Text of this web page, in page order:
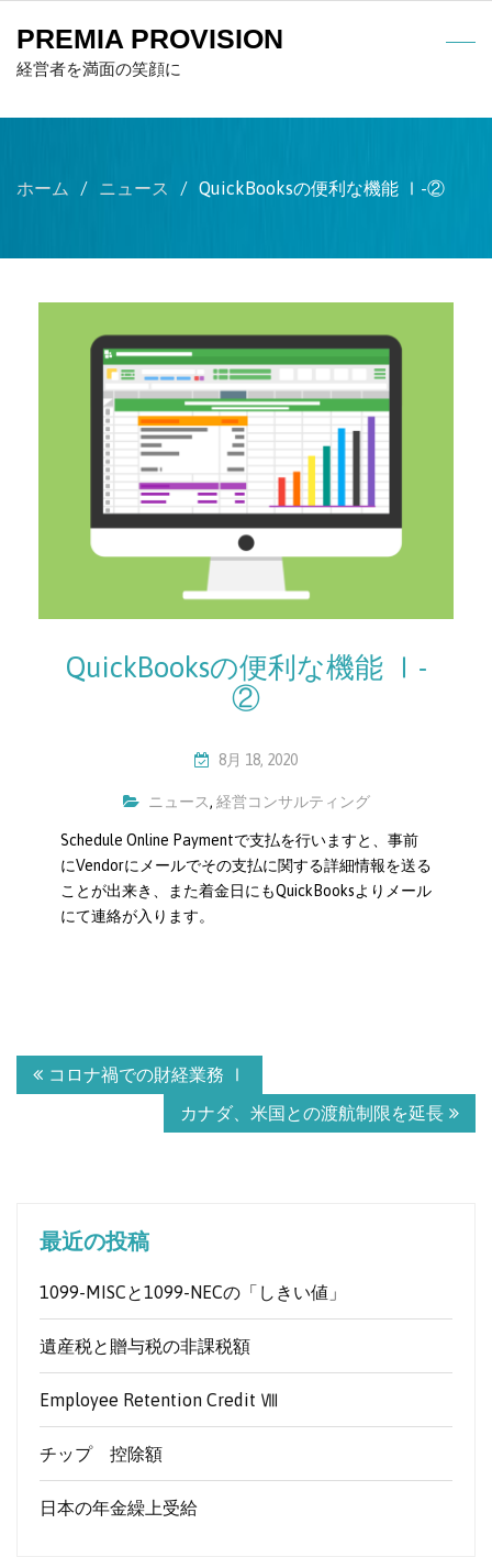
PREMIA PROVISION
経営者を満面の笑顔に
ホーム ニュース QuickBooksの便利な機能 Ⅰ-②
QuickBooksの便利な機能 Ⅰ-
②
8月 18, 2020
ニュース, 経営コンサルティング
Schedule Online Paymentで支払を行いますと、事前
にVendorにメールでその支払に関する詳細情報を送る
ことが出来き、また着金日にもQuickBooksよりメール
にて連絡が入ります。
稿
コロナ禍での財経業務 Ⅰ
カナダ、米国との渡航制限を延長
最近の投稿
1099-MISCと1099-NECの「しきい値」
遺産税と贈与税の非課税額
Employee Retention Credit Ⅷ
チップ 控除額
日本の年金繰上受給